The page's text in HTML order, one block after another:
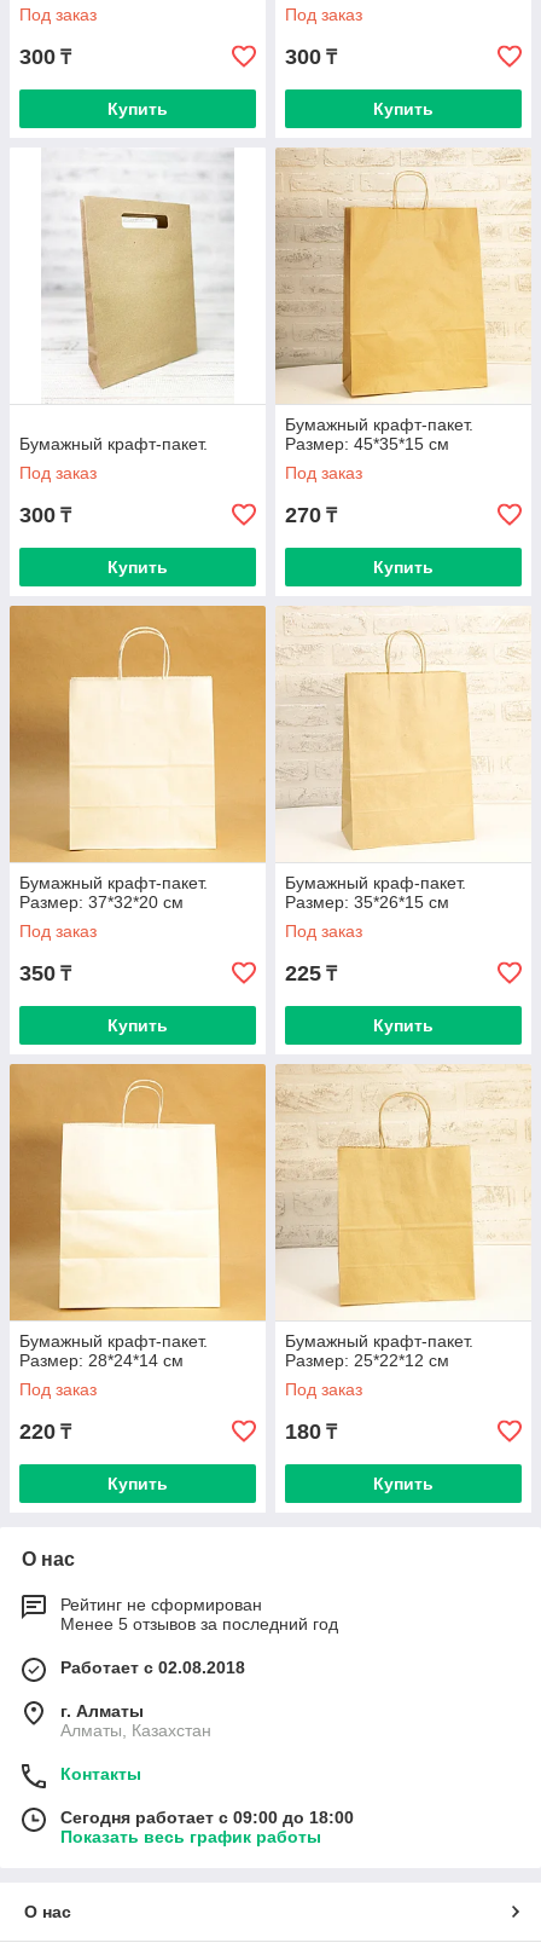
Под заказ
300 ₸
Купить
Под заказ
300 ₸
Купить
Бумажный крафт-пакет.
Под заказ
300 ₸
Купить
Бумажный крафт-пакет.
Размер: 45*35*15 см
Под заказ
270 ₸
Купить
Бумажный крафт-пакет.
Размер: 37*32*20 см
Под заказ
350 ₸
Купить
Бумажный краф-пакет.
Размер: 35*26*15 см
Под заказ
225 ₸
Купить
Бумажный крафт-пакет.
Размер: 28*24*14 см
Под заказ
220 ₸
Купить
Бумажный крафт-пакет.
Размер: 25*22*12 см
Под заказ
180 ₸
Купить
О нас
Рейтинг не сформирован
Менее 5 отзывов за последний год
Работает с 02.08.2018
г. Алматы
Алматы, Казахстан
Контакты
Сегодня работает с 09:00 до 18:00
Показать весь график работы
О нас